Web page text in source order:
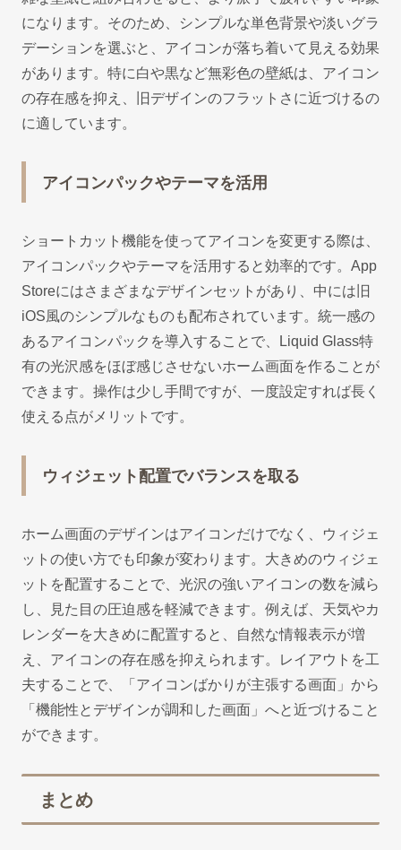
になります。そのため、シンプルな単色背景や淡いグラ
デーションを選ぶと、アイコンが落ち着いて見える効果
があります。特に白や黒など無彩色の壁紙は、アイコン
の存在感を抑え、旧デザインのフラットさに近づけるの
に適しています。
アイコンパックやテーマを活用
ショートカット機能を使ってアイコンを変更する際は、
アイコンパックやテーマを活用すると効率的です。App
Storeにはさまざまなデザインセットがあり、中には旧
iOS風のシンプルなものも配布されています。統一感の
あるアイコンパックを導入することで、Liquid Glass特
有の光沢感をほぼ感じさせないホーム画面を作ることが
できます。操作は少し手間ですが、一度設定すれば長く
使える点がメリットです。
ウィジェット配置でバランスを取る
ホーム画面のデザインはアイコンだけでなく、ウィジェ
ットの使い方でも印象が変わります。大きめのウィジェ
ットを配置することで、光沢の強いアイコンの数を減ら
し、見た目の圧迫感を軽減できます。例えば、天気やカ
レンダーを大きめに配置すると、自然な情報表示が増
え、アイコンの存在感を抑えられます。レイアウトを工
夫することで、「アイコンばかりが主張する画面」から
「機能性とデザインが調和した画面」へと近づけること
ができます。
まとめ